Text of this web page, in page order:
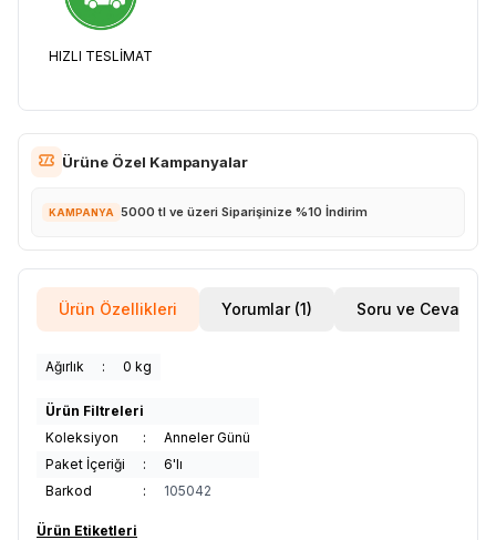
HIZLI TESLİMAT
Ürüne Özel Kampanyalar
KAMPANYA 5000 tl ve üzeri Siparişinize %10 İndirim
Ürün Özellikleri Yorumlar (1) Soru ve Cevap
Ağırlık : 0 kg
Ürün Filtreleri
Koleksiyon
:
Anneler Günü
Paket İçeriği
:
6'lı
Barkod
: 105042
Ürün Etiketleri